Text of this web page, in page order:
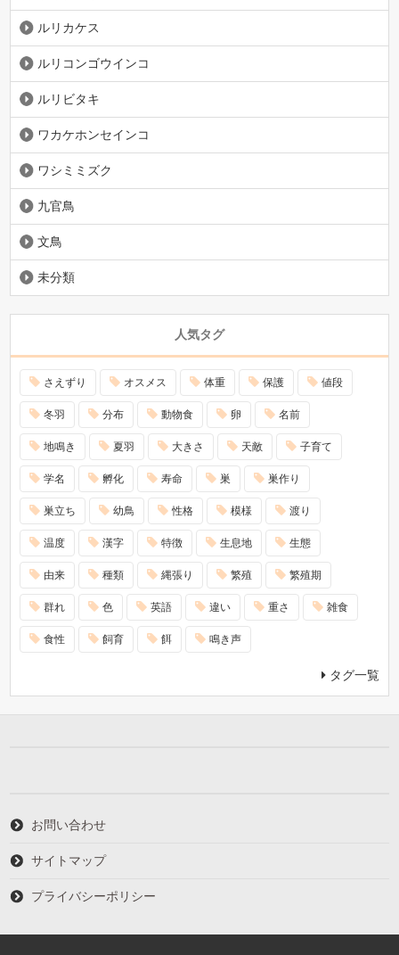
ルリカケス
ルリコンゴウインコ
ルリビタキ
ワカケホンセインコ
ワシミミズク
九官鳥
文鳥
未分類
人気タグ
さえずり オスメス 体重 保護 値段
冬羽 分布 動物食 卵 名前
地鳴き 夏羽 大きさ 天敵 子育て
学名 孵化 寿命 巣 巣作り
巣立ち 幼鳥 性格 模様 渡り
温度 漢字 特徴 生息地 生態
由来 種類 縄張り 繁殖 繁殖期
群れ 色 英語 違い 重さ 雑食
食性 飼育 餌 鳴き声
タグ一覧
お問い合わせ
サイトマップ
プライバシーポリシー